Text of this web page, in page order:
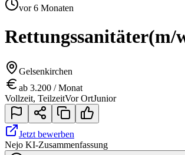
vor 6 Monaten
Rettungssanitäter(m/
Gelsenkirchen
ab 3.200 / Monat
Vollzeit, TeilzeitVor OrtJunior
Jetzt bewerben
Nejo KI-Zusammenfassung